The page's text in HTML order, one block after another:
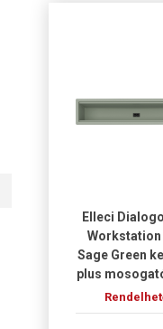
Elleci
Workstation
Sage Green
plus